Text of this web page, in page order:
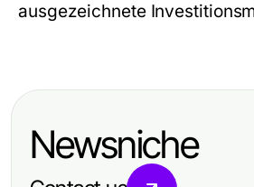
ausgezeichnete
Newsniche